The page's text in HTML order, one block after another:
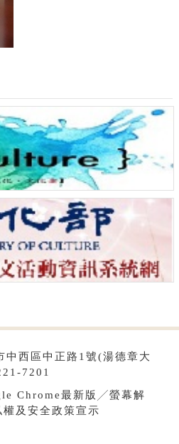
西區中正路1號(湯德章大
7201
Chrome最新版╱螢幕解
權及安全政策宣示